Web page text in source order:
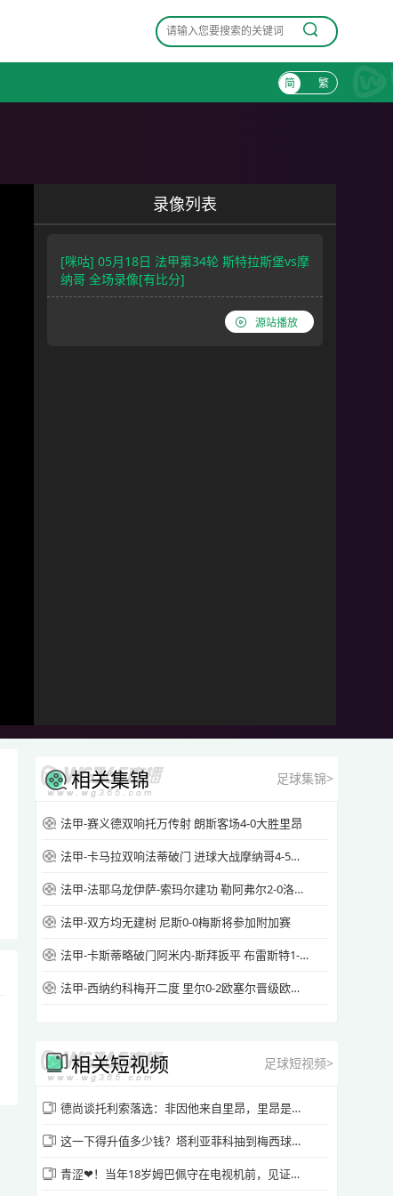
简 繁
录像列表
[咪咕] 05月18日 法甲第34轮 斯特拉斯堡vs摩
纳哥 全场录像[有比分]
源站播放
相关集锦 足球集锦>
法甲-赛义德双响托万传射 朗斯客场4-0大胜里昂
法甲-卡马拉双响法蒂破门 进球大战摩纳哥4-5斯特拉斯堡
法甲-法耶乌龙伊萨-索玛尔建功 勒阿弗尔2-0洛里昂
法甲-双方均无建树 尼斯0-0梅斯将参加附加赛
法甲-卡斯蒂略破门阿米内-斯拜扳平 布雷斯特1-1昂热
法甲-西纳约科梅开二度 里尔0-2欧塞尔晋级欧冠正赛
相关短视频 足球短视频>
德尚谈托利索落选：非因他来自里昂，里昂是我选择球员第二多球队
这一下得升值多少钱？塔利亚菲科抽到梅西球星卡：我要拿给他签名
青涩❤！当年18岁姆巴佩守在电视机前，见证首次入选法国国家队